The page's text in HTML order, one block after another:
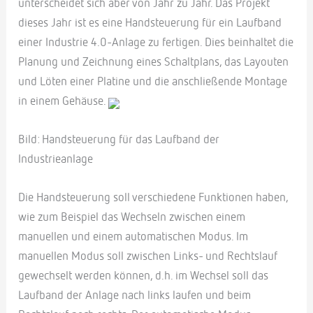
unterscheidet sich aber von Jahr zu Jahr. Das Projekt
dieses Jahr ist es eine Handsteuerung für ein Laufband
einer Industrie 4.0-Anlage zu fertigen. Dies beinhaltet die
Planung und Zeichnung eines Schaltplans, das Layouten
und Löten einer Platine und die anschließende Montage
in einem Gehäuse.
Bild: Handsteuerung für das Laufband der
Industrieanlage
Die Handsteuerung soll verschiedene Funktionen haben,
wie zum Beispiel das Wechseln zwischen einem
manuellen und einem automatischen Modus. Im
manuellen Modus soll zwischen Links- und Rechtslauf
gewechselt werden können, d.h. im Wechsel soll das
Laufband der Anlage nach links laufen und beim